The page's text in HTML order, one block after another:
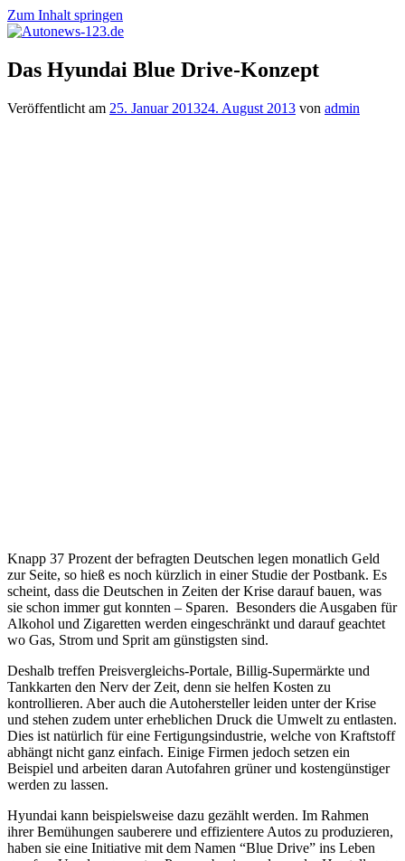
Zum Inhalt springen
Autonews-
123.de
Autonews
mit
Das Hyundai Blue Drive-Konzept
Veröffentlicht am 25. Januar 201324. August 2013 von admin
Knapp 37 Prozent der befragten Deutschen legen monatlich Geld
zur Seite, so hieß es noch kürzlich in einer Studie der Postbank. Es
scheint, dass die Deutschen in Zeiten der Krise darauf bauen, was
sie schon immer gut konnten – Sparen. Besonders die Ausgaben für
Alkohol und Zigaretten werden eingeschränkt und darauf geachtet
wo Gas, Strom und Sprit am günstigsten sind.
Deshalb treffen Preisvergleichs-Portale, Billig-Supermärkte und
Tankkarten den Nerv der Zeit, denn sie helfen Kosten zu
kontrollieren. Aber auch die Autohersteller leiden unter der Krise
und stehen zudem unter erheblichen Druck die Umwelt zu entlasten.
Dies ist natürlich für eine Fertigungsindustrie, welche von Kraftstoff
abhängt nicht ganz einfach. Einige Firmen jedoch setzen ein
Beispiel und arbeiten daran Autofahren grüner und kostengünstiger
werden zu lassen.
Hyundai kann beispielsweise dazu gezählt werden. Im Rahmen
ihrer Bemühungen sauberere und effizientere Autos zu produzieren,
haben sie eine Initiative mit dem Namen “Blue Drive” ins Leben